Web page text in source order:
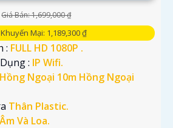
Giá Bán: 1,699,000 ₫
Mại: 1,189,300 ₫
: FULL HD 1080P .
: IP Wifi.
Hồng Ngoại 10m Hồng Ngoại
Thân Plastic.
Và Loa.